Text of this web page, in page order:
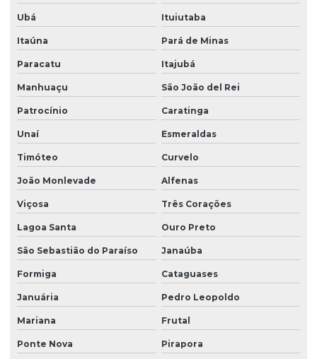
Ubá Ituiutaba
Itaúna Pará de Minas
Paracatu Itajubá
Manhuaçu São João del Rei
Patrocínio Caratinga
Unaí Esmeraldas
Timóteo Curvelo
João Monlevade Alfenas
Viçosa Três Corações
Lagoa Santa Ouro Preto
São Sebastião do Paraíso Janaúba
Formiga Cataguases
Januária Pedro Leopoldo
Mariana Frutal
Ponte Nova Pirapora